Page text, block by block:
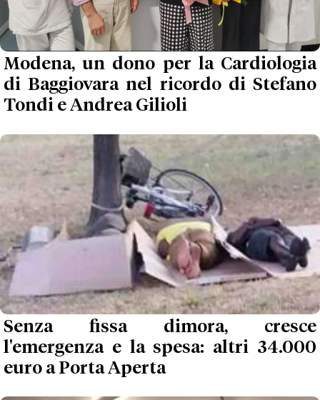
Modena, un dono per la Cardiologia
di Baggiovara nel ricordo di Stefano
Tondi e Andrea Gilioli
Senza fissa dimora, cresce
l'emergenza e la spesa: altri 34.000
euro a Porta Aperta